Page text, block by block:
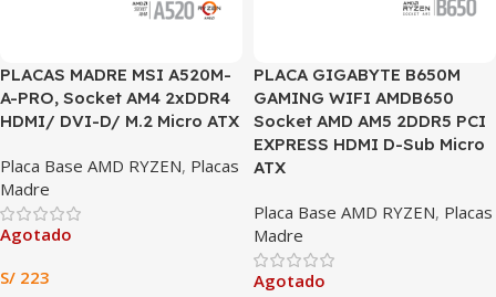
PLACAS MADRE MSI A520M-
A-PRO, Socket AM4 2xDDR4
HDMI/ DVI-D/ M.2 Micro ATX
Placa Base AMD RYZEN, Placas
Madre
Agotado
S/ 223
PLACA GIGABYTE B650M
GAMING WIFI AMDB650
Socket AMD AM5 2DDR5 PCI
EXPRESS HDMI D-Sub Micro
ATX
Placa Base AMD RYZEN, Placas
Madre
Agotado